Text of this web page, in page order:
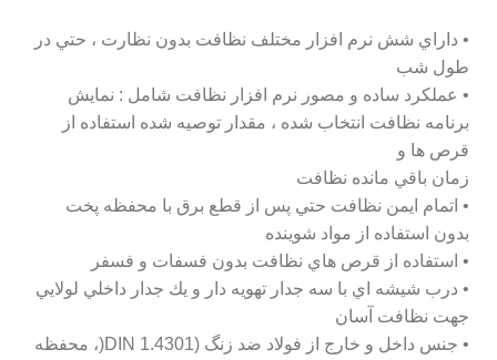
• داراي شش نرم افزار مختلف نظافت بدون نظارت ، حتي در
طول شب
• عملكرد ساده و مصور نرم افزار نظافت شامل : نمايش
برنامه نظافت انتخاب شده ، مقدار توصيه شده استفاده از
قرص ها و
زمان باقي مانده نظافت
• اتمام ايمن نظافت حتي پس از قطع برق با محفظه پخت
بدون استفاده از مواد شوينده
• استفاده از قرص هاي نظافت بدون فسفات و فسفر
• درب شيشه اي با سه جدار تهويه دار و يك جدار داخلي لولايي
جهت نظافت آسان
• جنس داخل و خارج از فولاد ضد زنگ (1.4301 DIN(، محفظه